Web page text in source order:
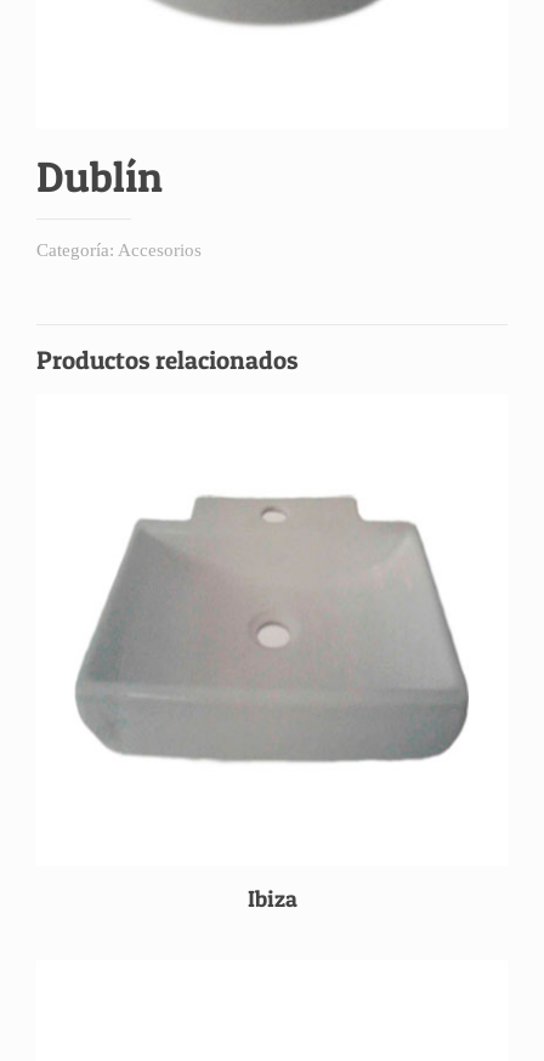
Dublín
Categoría: Accesorios
Productos relacionados
Ibiza